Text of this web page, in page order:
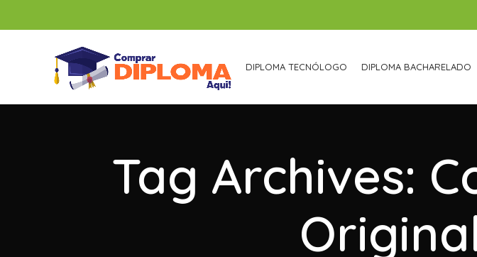
DIPLOMA TECNÓLOGO DIPLOMA BACHARELADO
Tag Archives: